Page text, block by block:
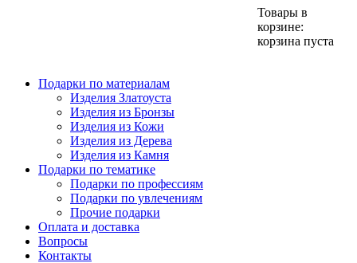
Товары в
корзине:
корзина пуста
Подарки по материалам
Изделия Златоуста
Изделия из Бронзы
Изделия из Кожи
Изделия из Дерева
Изделия из Камня
Подарки по тематике
Подарки по профессиям
Подарки по увлечениям
Прочие подарки
Оплата и доставка
Вопросы
Контакты